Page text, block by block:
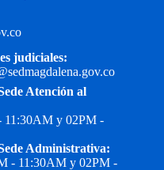
judiciales:
Atención al
11:30AM y 02PM -
Administrativa:
- 11:30AM y 02PM -